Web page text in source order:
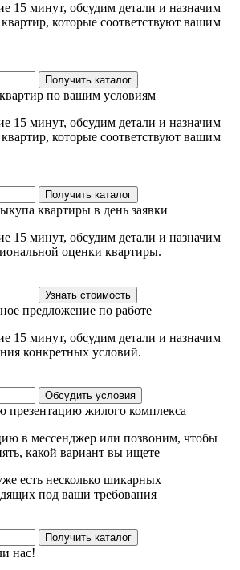
15 минут, обсудим детали и назначим
которые соответствуют вашим
Получить каталог
по вашим условиям
15 минут, обсудим детали и назначим
которые соответствуют вашим
Получить каталог
квартиры в день заявки
15 минут, обсудим детали и назначим
оценки квартиры.
Узнать стоимость
предложение по работе
15 минут, обсудим детали и назначим
конкретных условий.
Обсудить условия
презентацию жилого комплекса
в мессенджер или позвоним, чтобы
какой вариант вы ищете
есть несколько шикарных
под ваши требования
Получить каталог
нас!